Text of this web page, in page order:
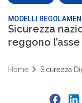
MODELLI
Sicurezza
reggono
Home Sicurezza